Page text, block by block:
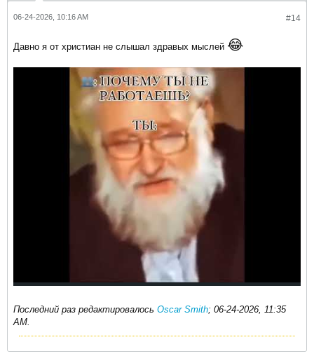
#14
06-24-2026, 10:16 AM
Давно я от христиан не слышал здравых мыслей 😂
Последний раз редактировалось Oscar Smith; 06-24-2026, 11:35
AM.